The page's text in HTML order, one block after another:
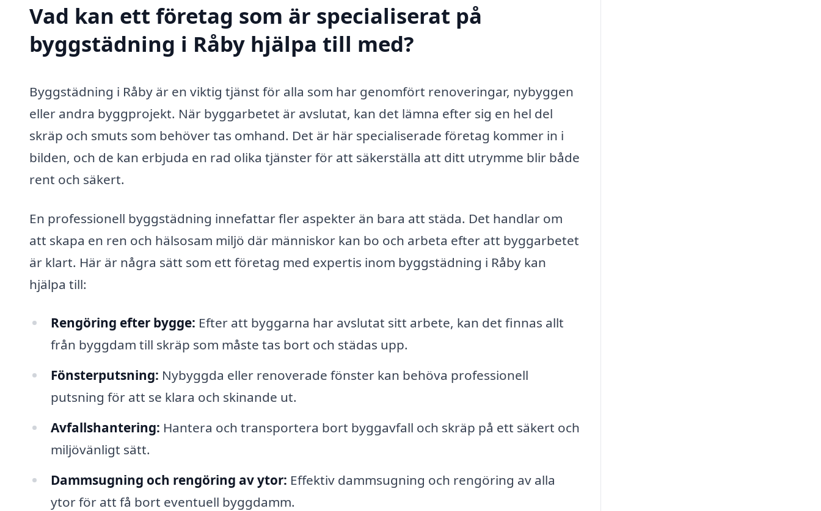
Vad kan ett företag som är specialiserat på
byggstädning i Råby hjälpa till med?
Byggstädning i Råby är en viktig tjänst för alla som har genomfört renoveringar, nybyggen
eller andra byggprojekt. När byggarbetet är avslutat, kan det lämna efter sig en hel del
skräp och smuts som behöver tas omhand. Det är här specialiserade företag kommer in i
bilden, och de kan erbjuda en rad olika tjänster för att säkerställa att ditt utrymme blir både
rent och säkert.
En professionell byggstädning innefattar fler aspekter än bara att städa. Det handlar om
att skapa en ren och hälsosam miljö där människor kan bo och arbeta efter att byggarbetet
är klart. Här är några sätt som ett företag med expertis inom byggstädning i Råby kan
hjälpa till:
Rengöring efter bygge: Efter att byggarna har avslutat sitt arbete, kan det finnas allt
från byggdam till skräp som måste tas bort och städas upp.
Fönsterputsning: Nybyggda eller renoverade fönster kan behöva professionell
putsning för att se klara och skinande ut.
Avfallshantering: Hantera och transportera bort byggavfall och skräp på ett säkert och
miljövänligt sätt.
Dammsugning och rengöring av ytor: Effektiv dammsugning och rengöring av alla
ytor för att få bort eventuell byggdamm.